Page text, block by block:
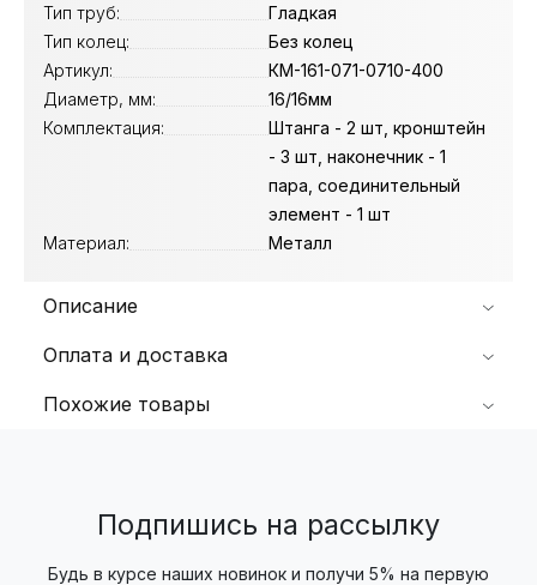
Тип труб:
Гладкая
Тип колец:
Без колец
Артикул:
КМ-161-071-0710-400
Диаметр, мм:
16/16мм
Комплектация:
Штанга - 2 шт, кронштейн
- 3 шт, наконечник - 1
пара, соединительный
элемент - 1 шт
Материал:
Металл
Описание
Оплата и доставка
Похожие товары
Подпишись на рассылку
Будь в курсе наших новинок и получи 5% на первую